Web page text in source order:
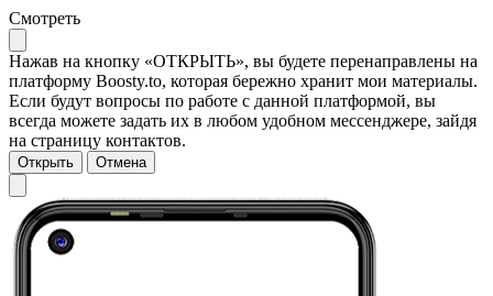
Смотреть
Нажав на кнопку «ОТКРЫТЬ», вы будете перенаправлены на
платформу Boosty.to, которая бережно хранит мои материалы.
Если будут вопросы по работе с данной платформой, вы
всегда можете задать их в любом удобном мессенджере, зайдя
на страницу контактов.
Открыть Отмена